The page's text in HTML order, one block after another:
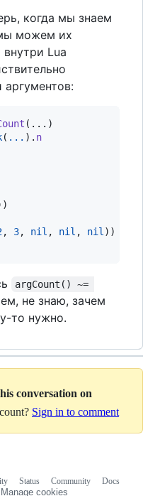
когда мы знаем
можем их
внутри Lua
(...)
( ... ). n
, 3, nil , nil , nil
argCount() ~=
не знаю, зачем
то нужно.
conversation on
Sign in to comment
Status Community
Docs
Manage cookies